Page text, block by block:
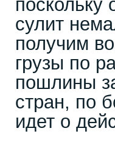
поскольку
сулит
получим
грузы по
пошлины
стран, по
идет о